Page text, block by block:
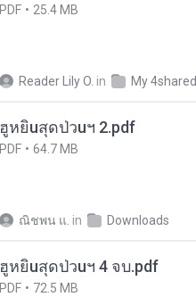
PDF 25.4 MB
Reader Lily O. in My 4shared
ฮูหยิuสุดป่วuฯ 2.pdf
PDF 64.7 MB
ณิชพน แ. in Downloads
ฮูหยิuสุดป่วuฯ 4 จบ.pdf
PDF 72.5 MB